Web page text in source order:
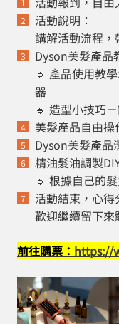
活動說明：
講解活動流程
Dyson美髮產品
🔹 產品使用教
器
🔹 造型小技巧
美髮產品自由操
Dyson美髮產品
精油髮油調製
🔹 根據自己的
活動結束，心得
歡迎繼續留下來
前往購票： https://